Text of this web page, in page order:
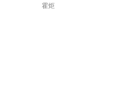
霍炬